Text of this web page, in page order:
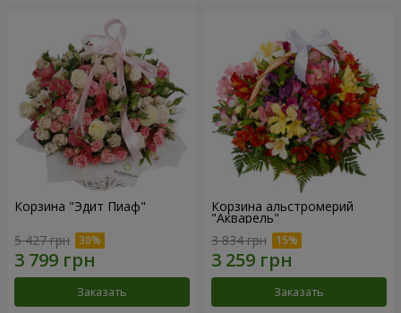
Корзина "Эдит Пиаф"
5 427 грн
Заказать
Корзина альстромерий
"Акварель"
3 834 грн
Заказать